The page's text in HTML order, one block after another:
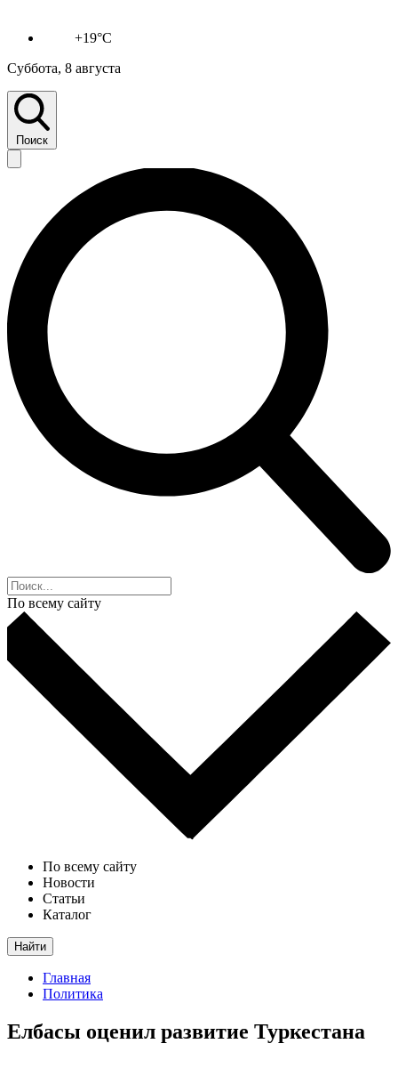
+19°C
Суббота, 8 августа
Поиск
По всему сайту
По всему сайту
Новости
Статьи
Каталог
Найти
Главная
Политика
Елбасы оценил развитие Туркестана